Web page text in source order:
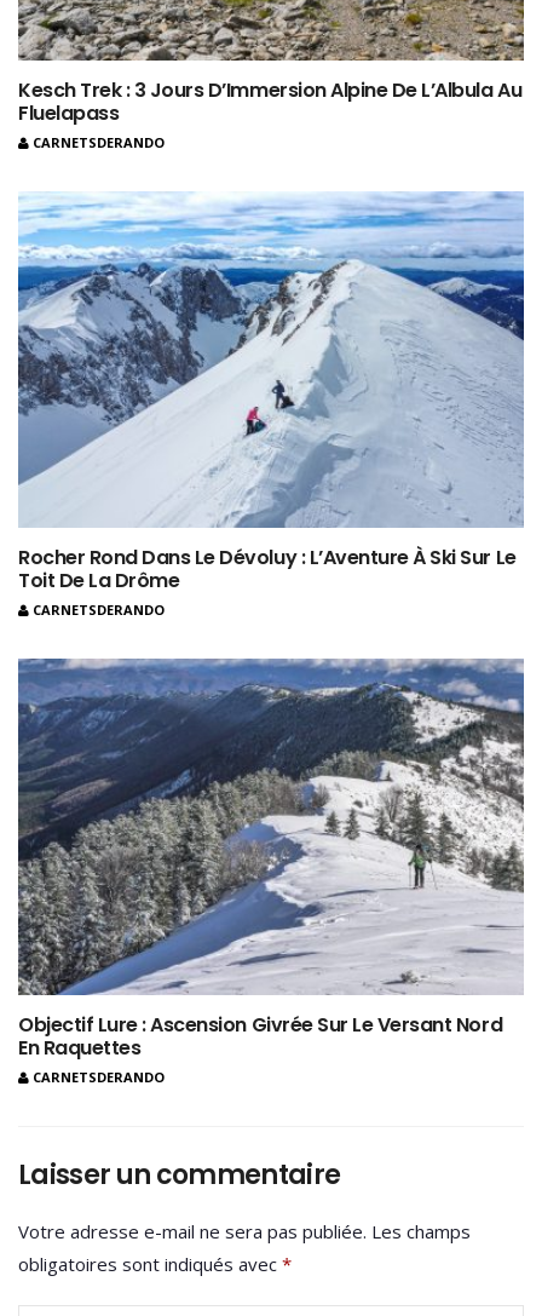
Kesch Trek : 3 Jours D’Immersion Alpine De L’Albula Au
Fluelapass
CARNETSDERANDO
Rocher Rond Dans Le Dévoluy : L’Aventure À Ski Sur Le
Toit De La Drôme
CARNETSDERANDO
Objectif Lure : Ascension Givrée Sur Le Versant Nord
En Raquettes
CARNETSDERANDO
Laisser un commentaire
Votre adresse e-mail ne sera pas publiée. Les champs
obligatoires sont indiqués avec *